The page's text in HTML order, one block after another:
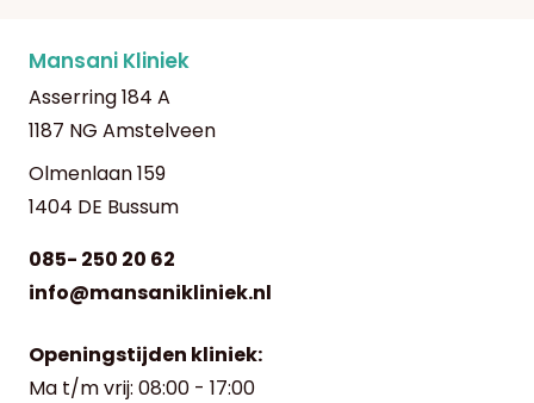
Mansani Kliniek
Asserring 184 A
1187 NG Amstelveen
Olmenlaan 159
1404 DE Bussum
085- 250 20 62
info@mansanikliniek.nl
Openingstijden kliniek:
Ma t/m vrij: 08:00 - 17:00